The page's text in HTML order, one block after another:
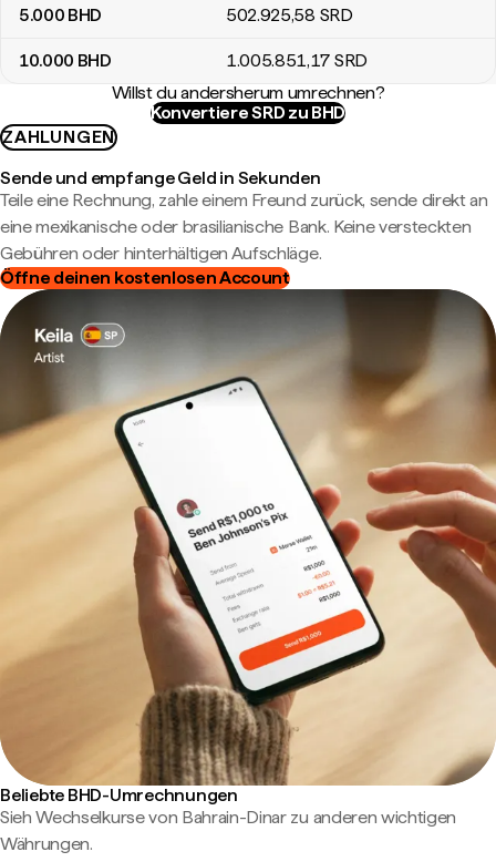
5.000 BHD 502.925,58 SRD
10.000 BHD 1.005.851,17 SRD
Willst du andersherum umrechnen?
Konvertiere SRD zu BHD
ZAHLUNGEN
Sende und empfange Geld in Sekunden
Teile eine Rechnung, zahle einem Freund zurück, sende direkt an
eine mexikanische oder brasilianische Bank. Keine versteckten
Gebühren oder hinterhältigen Aufschläge.
Öffne deinen kostenlosen Account
Beliebte BHD-Umrechnungen
Sieh Wechselkurse von Bahrain-Dinar zu anderen wichtigen
Währungen.